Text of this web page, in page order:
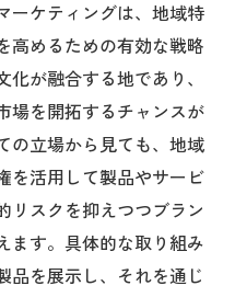
ーケティングは、地域特
高めるための有効な戦略
が融合する地であり、
場を開拓するチャンスが
の立場から見ても、地域
を活用して製品やサービ
リスクを抑えつつブラン
ます。具体的な取り組み
品を展示し、それを通じ